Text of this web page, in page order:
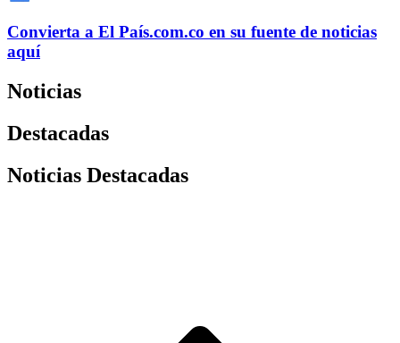
Convierta a El País.com.co en su fuente de noticias
aquí
Noticias
Destacadas
Noticias Destacadas